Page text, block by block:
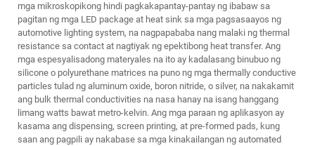
mga mikroskopikong hindi pagkakapantay-pantay ng ibabaw sa
pagitan ng mga LED package at heat sink sa mga pagsasaayos ng
automotive lighting system, na nagpapababa nang malaki ng thermal
resistance sa contact at nagtiyak ng epektibong heat transfer. Ang
mga espesyalisadong materyales na ito ay kadalasang binubuo ng
silicone o polyurethane matrices na puno ng mga thermally conductive
particles tulad ng aluminum oxide, boron nitride, o silver, na nakakamit
ang bulk thermal conductivities na nasa hanay na isang hanggang
limang watts bawat metro-kelvin. Ang mga paraan ng aplikasyon ay
kasama ang dispensing, screen printing, at pre-formed pads, kung
saan ang pagpili ay nakabase sa mga kinakailangan ng automated